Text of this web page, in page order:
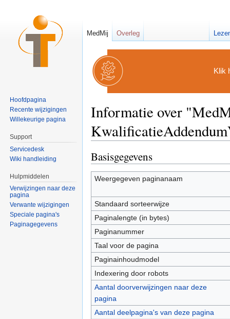
Klik
Informatie over
Basisgegevens
Weergegeven paginanaam
Standaard sorteerwijze
Paginalengte (in bytes)
Paginanummer
Taal voor de pagina
Paginainhoudmodel
Indexering door robots
Aantal doorverwijzingen naar deze
pagina
Aantal deelpagina's van deze pagina
MedMij Overleg
Hoofdpagina
Recente wijzigingen
Willekeurige pagina
Support
Servicedesk
Wiki handleiding
Hulpmiddelen
Verwijzingen naar deze
pagina
Verwante wijzigingen
Speciale pagina's
Paginagegevens